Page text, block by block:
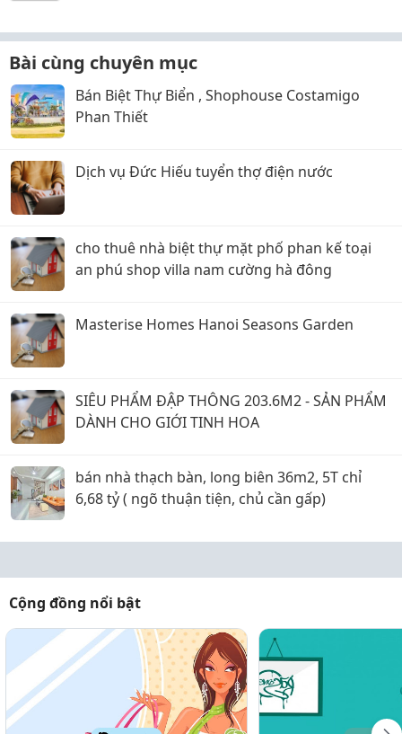
Bài cùng chuyên mục
Bán Biệt Thự Biển , Shophouse Costamigo
Phan Thiết
Dịch vụ Đức Hiếu tuyển thợ điện nước
cho thuê nhà biệt thự mặt phố phan kế toại
an phú shop villa nam cường hà đông
Masterise Homes Hanoi Seasons Garden
SIÊU PHẨM ĐẬP THÔNG 203.6M2 - SẢN PHẨM
DÀNH CHO GIỚI TINH HOA
bán nhà thạch bàn, long biên 36m2, 5T chỉ
6,68 tỷ ( ngõ thuận tiện, chủ cần gấp)
Cộng đồng nổi bật